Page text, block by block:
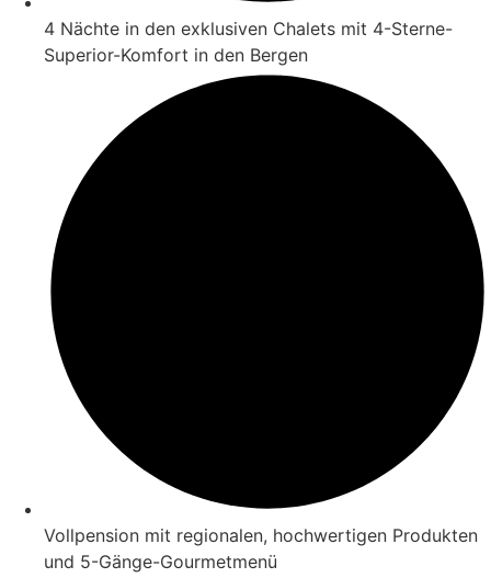
4 Nächte in den exklusiven Chalets mit 4-Sterne-
Superior-Komfort in den Bergen
Vollpension mit regionalen, hochwertigen Produkten
und 5-Gänge-Gourmetmenü